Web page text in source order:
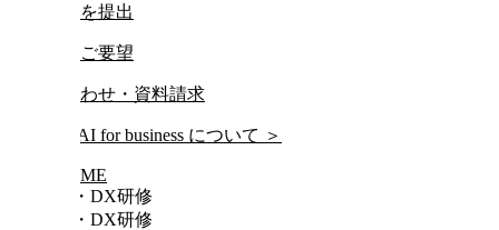
レポートを提出
研修動画ご要望
お問い合わせ・資料請求
について ＞
HOME
AI・DX研修
AI・DX研修